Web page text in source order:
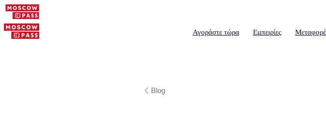
Αγοράστε τώρα Εμπειρίες
Blog